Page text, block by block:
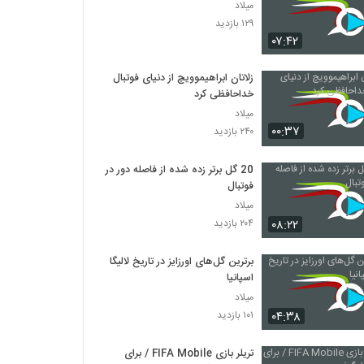
۰۷:۴۲
میلاد
۱۲۹ بازدید
۰۰:۳۷
زلاتان ابراهیموویچ از دنیای فوتبال
خداحافظی کرد
میلاد
۲۴۰ بازدید
۰۸:۲۲
20 گل برتر زده شده از فاصله دور در
فوتبال
میلاد
۲۰۴ بازدید
۰۴:۳۸
برترین گل‌های اورزایز در تاریخ لالیگا
اسپانیا
میلاد
۱۰۱ بازدید
تریلر بازی FIFA Mobile / برای